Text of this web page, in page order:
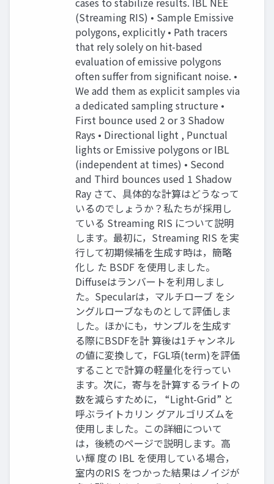
(Streaming RIS) • Sample Emissive
polygons, explicitly • Path tracers
that rely solely on hit-based
evaluation of emissive polygons
often suffer from significant noise. •
We add them as explicit samples via
a dedicated sampling structure •
First bounce used 2 or 3 Shadow
Rays • Directional light , Punctual
lights or Emissive polygons or IBL
(independent at times) • Second
and Third bounces used 1 Shadow
Ray さて、具体的な計算はどうなって
いるのでしょうか？私たちが採用し
ている Streaming RIS について説明
します。最初に，Streaming RIS を実
行して初期候補を生成す時は，簡略
化し た BSDF を使用しました。
Diffuseはランバートを利用しまし
た。Specularは，マルチローブ をシ
ングルローブなものとして評価しま
した。ほかにも，サンプルを生成す
る際にBSDFを計 算後は1チャンネル
の値に変換して，FGL項(term)を評価
することで計算の軽量化を行ってい
ます。次に，寄与を計算するライトの
数を減らすために， “Light-Grid” と
呼ぶライトカリン グアルゴリズムを
使用しました。この詳細について
は，後続のページで説明します。高
い輝 度の IBL を使用している場合，
室内のRIS をつかった結果はノイジが